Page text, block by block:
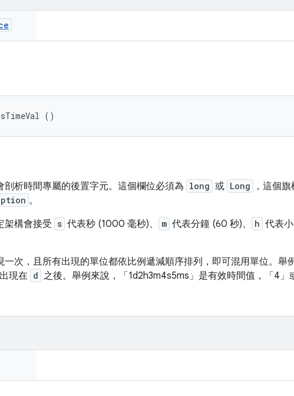
()
剖析時間專屬的後置字元。這個欄位必須為 long 或 Long ，這個
。
架構會接受 s 代表秒 (1000 毫秒)、 m 代表分鐘 (60 秒)、 h 代表
一次，且所有出現的單位都依比例遞減順序排列，即可混用單位。舉
現在 d 之後。舉例來說，「1d2h3m4s5ms」是有效時間值，「4